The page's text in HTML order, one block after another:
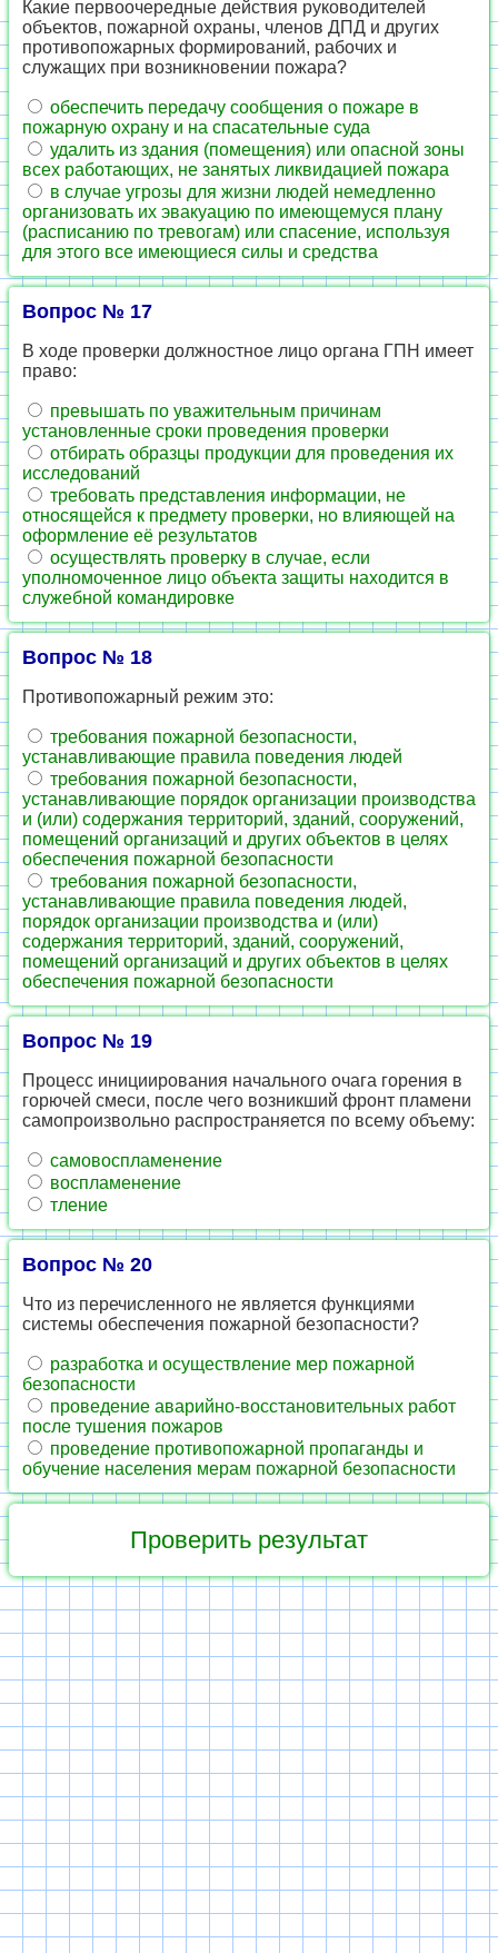
Какие первоочередные действия руководителей
объектов, пожарной охраны, членов ДПД и других
противопожарных формирований, рабочих и
служащих при возникновении пожара?
обеспечить передачу сообщения о пожаре в
пожарную охрану и на спасательные суда
удалить из здания (помещения) или опасной зоны
всех работающих, не занятых ликвидацией пожара
в случае угрозы для жизни людей немедленно
организовать их эвакуацию по имеющемуся плану
(расписанию по тревогам) или спасение, используя
для этого все имеющиеся силы и средства
Вопрос № 17
В ходе проверки должностное лицо органа ГПН имеет
право:
превышать по уважительным причинам
установленные сроки проведения проверки
отбирать образцы продукции для проведения их
исследований
требовать представления информации, не
относящейся к предмету проверки, но влияющей на
оформление её результатов
осуществлять проверку в случае, если
уполномоченное лицо объекта защиты находится в
служебной командировке
Вопрос № 18
Противопожарный режим это:
требования пожарной безопасности,
устанавливающие правила поведения людей
требования пожарной безопасности,
устанавливающие порядок организации производства
и (или) содержания территорий, зданий, сооружений,
помещений организаций и других объектов в целях
обеспечения пожарной безопасности
требования пожарной безопасности,
устанавливающие правила поведения людей,
порядок организации производства и (или)
содержания территорий, зданий, сооружений,
помещений организаций и других объектов в целях
обеспечения пожарной безопасности
Вопрос № 19
Процесс инициирования начального очага горения в
горючей смеси, после чего возникший фронт пламени
самопроизвольно распространяется по всему объему:
самовоспламенение
воспламенение
тление
Вопрос № 20
Что из перечисленного не является функциями
системы обеспечения пожарной безопасности?
разработка и осуществление мер пожарной
безопасности
проведение аварийно-восстановительных работ
после тушения пожаров
проведение противопожарной пропаганды и
обучение населения мерам пожарной безопасности